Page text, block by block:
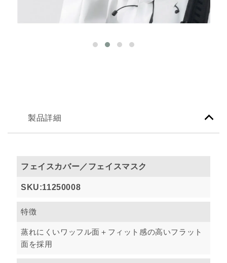
製品詳細
フェイスカバー／フェイスマスク
SKU:11250008
特徴
蒸れにくいワッフル面＋フィット感の高いフラット
面を採用